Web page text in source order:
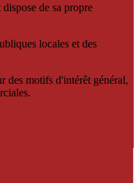
de sa propre
locales et des
des motifs d'intérêt général,